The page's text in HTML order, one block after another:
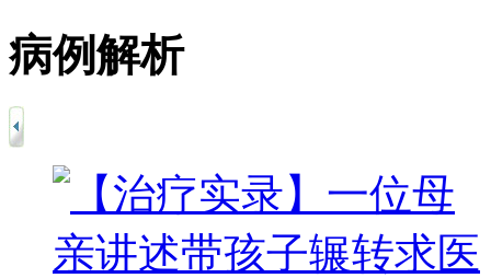
病例解析